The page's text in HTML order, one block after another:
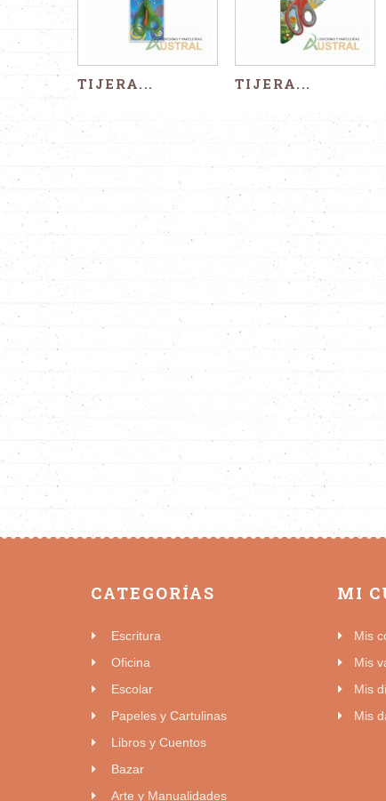
TIJERA... TIJERA...
CATEGORÍAS
Escritura
Oficina
Escolar
Papeles y Cartulinas
Libros y Cuentos
Bazar
Arte y Manualidades
MI
Mis
Mis
Mis
Mis